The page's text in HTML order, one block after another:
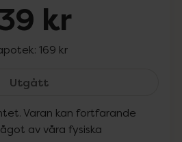
kr
169 kr
UtgåttEucerin DermoPurifyer
Varan kan fortfarande
av våra fysiska